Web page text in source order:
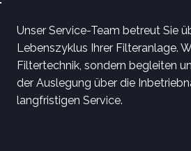
Unser Service-Team betreut Sie
Lebenszyklus Ihrer Filteranlage.
Filtertechnik, sondern begleiten
der Auslegung über die
langfristigen Service.